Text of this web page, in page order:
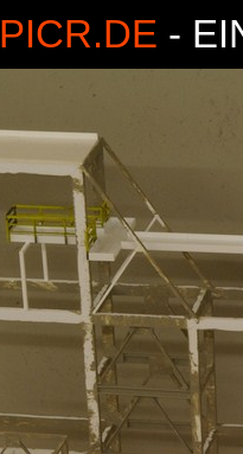
PICR.DE -